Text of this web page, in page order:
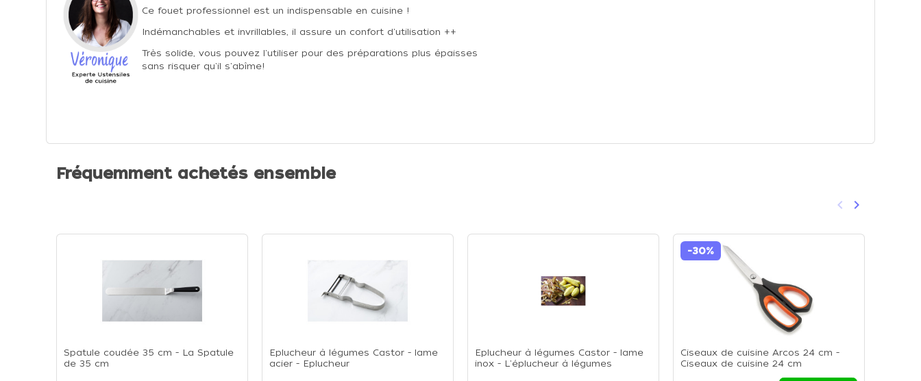
Ce fouet professionnel est un indispensable en cuisine !
Indémanchables et invrillables, il assure un confort d'utilisation ++
Très solide, vous pouvez l'utiliser pour des préparations plus épaisses
sans risquer qu'il s'abîme!
Fréquemment achetés ensemble
Précédent
keyboard_arrow_left Suivant
keyboard_arrow_right
Spatule coudée 35 cm - La Spatule
de 35 cm
Eplucheur à légumes Castor - lame
acier - Eplucheur
Eplucheur à légumes Castor - lame
inox - L'éplucheur à légumes
-30%
Ciseaux de cuisine Arcos 24 cm -
Ciseaux de cuisine 24 cm